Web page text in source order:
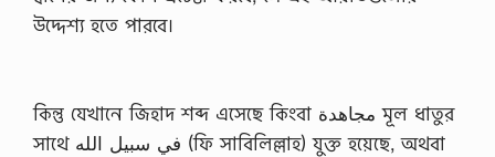
উদ্দেশ্য হতে পারবে।
কিন্তু যেখানে জিহাদ শব্দ এসেছে কিংবা مجاهدة মূল ধাতুর
সাথে في سبيل الله (ফি সাবিলিল্লাহ) যুক্ত হয়েছে, অথবা